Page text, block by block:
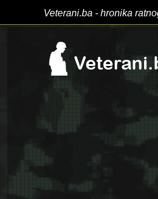
Veterani.ba - hronika